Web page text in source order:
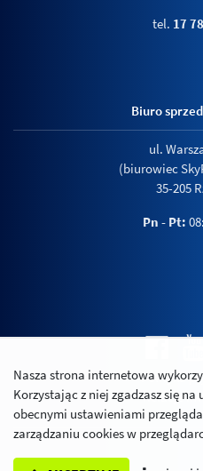
tel. 17
Biuro
ul.
(biurowiec
35-205
Pn - Pt:
Polityka
Relacje
Nasza strona internetowa
Korzystając z niej zgadzasz się
obecnymi ustawieniami
zarządzaniu cookies w